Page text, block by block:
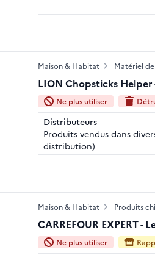
Maison & Habitat Matériel
LION Chopsticks
Ne plus utiliser
Distributeurs
Produits vendus dans
distribution)
Maison & Habitat Produits
CARREFOUR EXPERT -
Ne plus utiliser